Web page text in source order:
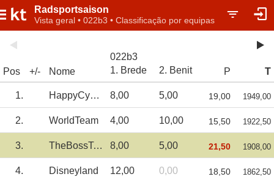
Radsportsaison
Vista geral • 022b3 • Classificação por equipas
Pos +/- Nome
022b3
1. Brede
2. Benit P T
1. HappyCycling 8,00 5,00 19,00 1949,00
2. WorldTeam 4,00 10,00 15,50 1922,50
3. TheBossTeam 8,00 5,00 21,50 1908,00
4. Disneyland 12,00 0,00 18,50 1862,50